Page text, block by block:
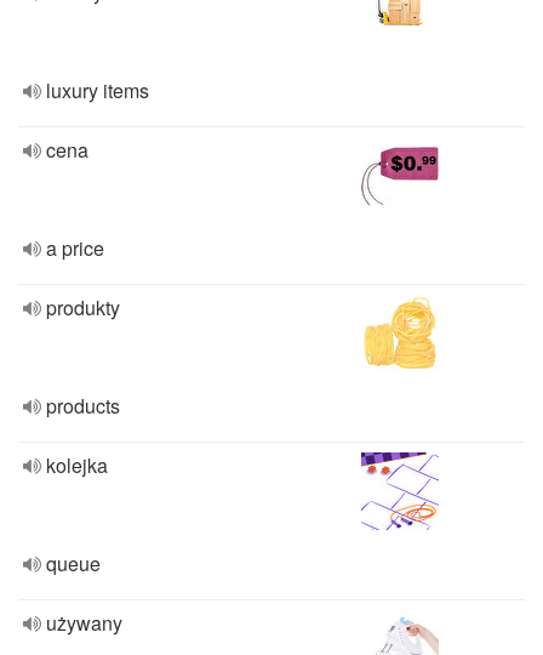
luxury items
cena
a price
produkty
products
kolejka
queue
używany